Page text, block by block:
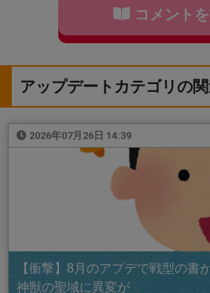
コメントを
アップデートカテゴリの
2026年07月26日 14:39
【衝撃】8月のアプデで戦型の書
神獣の聖域に異変が